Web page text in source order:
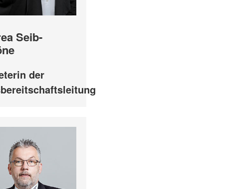
Seib-
der